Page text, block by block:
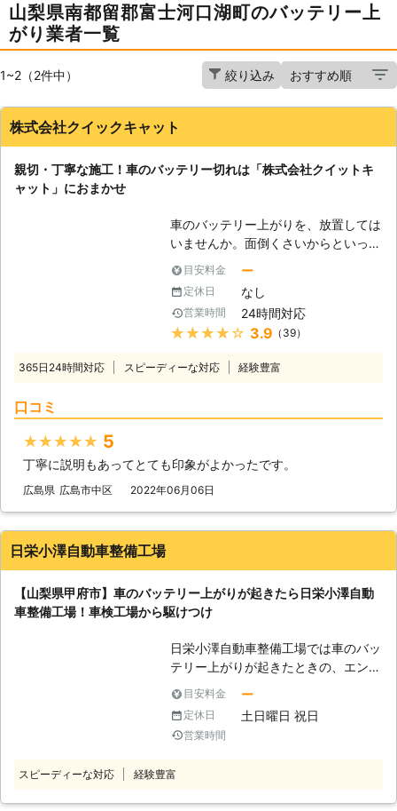
山梨県南都留郡富士河口湖町のバッテリー上
がり業者一覧
1~2（2件中） 絞り込み
株式会社クイックキャット
親切・丁寧な施工！車のバッテリー切れは「株式会社クイットキ
ャット」におまかせ
車のバッテリー上がりを、放置しては
いませんか。面倒くさいからといって
バッテリー上がりを放置してしまう
と、タンク内のガソリンが固まって詰
まりを引き起こす恐れがあります。そ
のため、車のバッテリー上がりはすぐ
にでも解消する必要があるのです。
きは、「株式会社クイックキャット」
てしまったからです。車のエンジンは
バッテリー内の電気を利用して動きだ
って動かなくなってしまいます。
●24時間365日で対応可能！突然の事
できます 車のバッテリーが上がって
しまったことに気づくのは、車を運転
しようとしたけれどうんともすんとも
動かないときです。実際に運転をしよ
うとしたその瞬間に気が付くので、時
社クイックキャット」の出番です！弊
社は、24時間365日対応していま
目安料金 ー
定休日 なし
営業時間 24時間対応
★★★★★ 3.9 （39）
365日24時間対応 スピーディーな対応 経験豊富
口コミ
★★★★★ 5
丁寧に説明もあってとても印象がよかったです。
広島県 広島市中区 2022年06月06日
日栄小澤自動車整備工場
【山梨県甲府市】車のバッテリー上がりが起きたら日栄小澤自動
車整備工場！車検工場から駆けつけ
日栄小澤自動車整備工場では車のバッ
テリー上がりが起きたときの、エンジ
ン始動に駆け付けま
す。
リー上がりが起きたら駆け付けます！
目安料金 ー
定休日 土日曜日 祝日
営業時間
スピーディーな対応 経験豊富